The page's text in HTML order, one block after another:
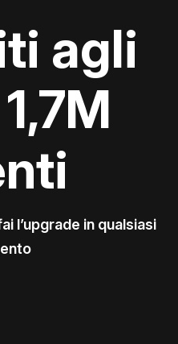
agli
l’upgrade in qualsiasi